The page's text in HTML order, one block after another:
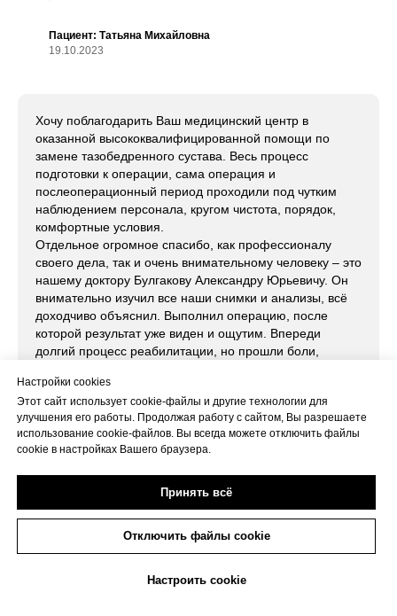
+7(473)263-20-20
Пациент: Татьяна Михайловна
19.10.2023
Хочу поблагодарить Ваш медицинский центр в
оказанной высококвалифицированной помощи по
замене тазобедренного сустава. Весь процесс
подготовки к операции, сама операция и
послеоперационный период проходили под чутким
наблюдением персонала, кругом чистота, порядок,
комфортные условия.
Отдельное огромное спасибо, как профессионалу
своего дела, так и очень внимательному человеку – это
нашему доктору Булгакову Александру Юрьевичу. Он
внимательно изучил все наши снимки и анализы, всё
доходчиво объяснил. Выполнил операцию, после
которой результат уже виден и ощутим. Впереди
долгий процесс реабилитации, но прошли боли,
Спасибо Вам за ваш труд!
Я, Прокопенко Т.В. сделала 2 операции по замене
Хочу выразить огромную благодарность хирургу от
Настройки cookies
Этот сайт использует cookie-файлы и другие технологии для
улучшения его работы. Продолжая работу с сайтом, Вы разрешаете
использование cookie-файлов. Вы всегда можете отключить файлы
cookie в настройках Вашего браузера.
Принять всё
Отключить файлы cookie
Настроить cookie